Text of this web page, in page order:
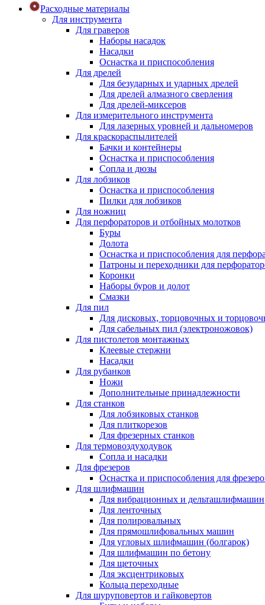
Расходные материалы
Для инструмента
Для граверов
Наборы насадок
Насадки
Оснастка и приспособления
Для дрелей
Для безударных и ударных дрелей
Для дрелей алмазного сверления
Для дрелей-миксеров
Для измерительного инструмента
Для лазерных уровней и дальномеров
Для краскораспылителей
Бачки и контейнеры
Оснастка и приспособления
Сопла и дюзы
Для лобзиков
Оснастка и приспособления
Пилки для лобзиков
Для ножниц
Для перфораторов и отбойных молотков
Буры
Долота
Оснастка и приспособления для
Патроны и переходники для
Коронки
Наборы буров и долот
Смазки
Для пил
Для дисковых, торцовочных и
Для сабельных пил (электроножовок)
Для пистолетов монтажных
Клеевые стержни
Насадки
Для рубанков
Ножи
Дополнительные принадлежности
Для станков
Для лобзиковых станков
Для плиткорезов
Для фрезерных станков
Для термовоздуходувок
Сопла и насадки
Для фрезеров
Оснастка и приспособления для
Для шлифмашин
Для вибрационных и дельташлифмашин
Для ленточных
Для полировальных
Для прямошлифовальных машин
Для угловых шлифмашин (болгарок)
Для шлифмашин по бетону
Для щеточных
Для эксцентриковых
Кольца переходные
Для шуруповертов и гайковертов